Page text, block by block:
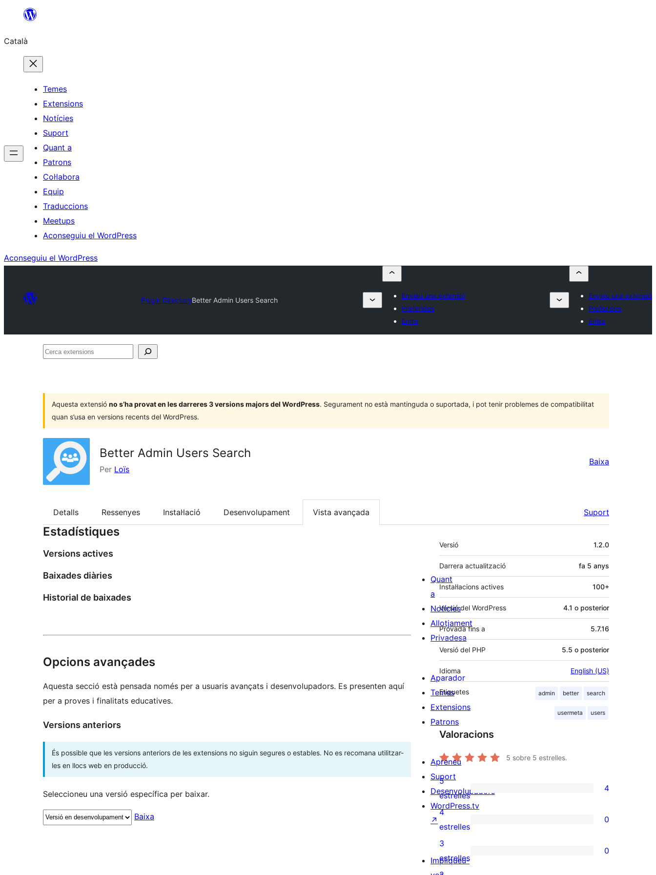
contingut
Català
Temes
Extensions
Notícies
Suport
Quant a
Patrons
Col·labora
Equip
Traduccions
Meetups
Aconseguiu el WordPress
Aconseguiu el WordPress
Plugin DirectoryBetter Admin Users Search
Envieu una extensió
Preferides
Entra
Envieu una extensió
Preferides
Entra
Cerca
Aquesta extensió no s’ha provat en les darreres 3 versions majors del WordPress. Segurament no està mantinguda o suportada, i pot tenir problemes de compatibilitat
quan s’usa en versions recents del WordPress.
Better Admin Users Search
Per Loïs
Baixa
Detalls Ressenyes Instal·lació Desenvolupament Vista avançada Suport
Estadístiques
Versions actives
Baixades diàries
Historial de baixades
Opcions avançades
Aquesta secció està pensada només per a usuaris avançats i desenvolupadors. Es presenten aquí
per a proves i finalitats educatives.
Versions anteriors
És possible que les versions anteriors de les extensions no siguin segures o estables. No es recomana utilitzar-
les en llocs web en producció.
Seleccioneu una versió específica per baixar.
Baixa
Meta
Versió 1.2.0
Darrera actualització fa 5 anys
Instal·lacions actives 100+
Versió del WordPress 4.1 o posterior
Provada fins a 5.7.16
Versió del PHP 5.5 o posterior
Idioma English (US)
Etiquetes admin better search
usermeta users
Valoracions
5 sobre 5 estrelles.
4
valoracions
de
5
estrelles
5
estrelles
4
0
valoracions
de
4
4
estrelles
0
0
valoracions
3
estrelles
0
Quant
a
Notícies
Allotjament
Privadesa
Aparador
Temes
Extensions
Patrons
Apreneu
Suport
Desenvolupadors
WordPress.tv
↗
Impliqueu-